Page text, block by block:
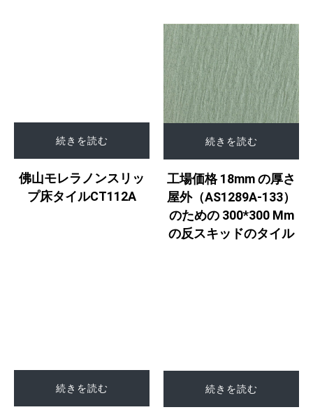
続きを読む
佛山モレラノンスリッ
プ床タイルCT112A
続きを読む
工場価格 18mm の厚さ
屋外（AS1289A-133）
のための 300*300 Mm
の反スキッドのタイル
続きを読む 続きを読む